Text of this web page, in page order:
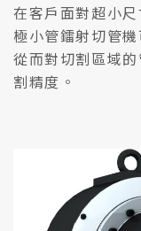
在客戶面對超小
極小管鐳射切管
從而對切割區域
割精度。